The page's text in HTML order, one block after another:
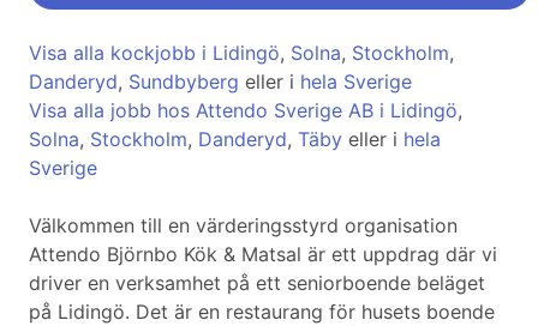
Visa alla kockjobb i Lidingö, Solna, Stockholm,
Danderyd, Sundbyberg eller i hela Sverige
Visa alla jobb hos Attendo Sverige AB i Lidingö,
Solna, Stockholm, Danderyd, Täby eller i hela
Sverige
Välkommen till en värderingsstyrd organisation
Attendo Björnbo Kök & Matsal är ett uppdrag där vi
driver en verksamhet på ett seniorboende beläget
på Lidingö. Det är en restaurang för husets boende